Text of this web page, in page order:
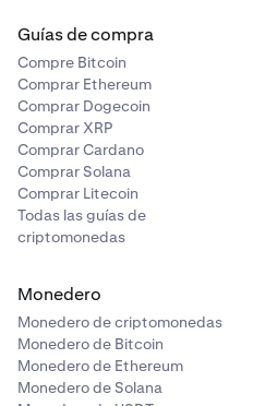
Guías de compra
Compre Bitcoin
Comprar Ethereum
Comprar Dogecoin
Comprar XRP
Comprar Cardano
Comprar Solana
Comprar Litecoin
Todas las guías de
criptomonedas
Monedero
Monedero de criptomonedas
Monedero de Bitcoin
Monedero de Ethereum
Monedero de Solana